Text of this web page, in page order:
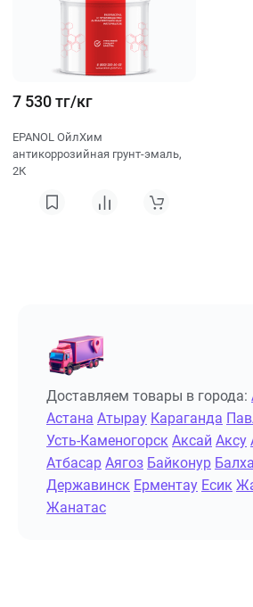
7 530 тг/кг
EPANOL ОйлХим
антикоррозийная грунт-эмаль,
2К
Доставляем товары в города:
Астана Атырау Караганда
Усть-Каменогорск Аксай Аксу
Атбасар Аягоз Байконур
Державинск Ерментау Есик
Жанатас